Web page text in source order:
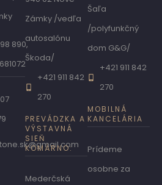
890,
Zámky /vedľa
autosalónu
Škoda/
+421 911 842
270
PREVÁDZKA A
VÝSTAVNÁ
SIEŇ
KOMÁRNO:
Mederčská
Šaľa
/polyfunkčný
dom G&G/
+421 911 842
270
MOBILNÁ
KANCELÁRIA
Prídeme
osobne za